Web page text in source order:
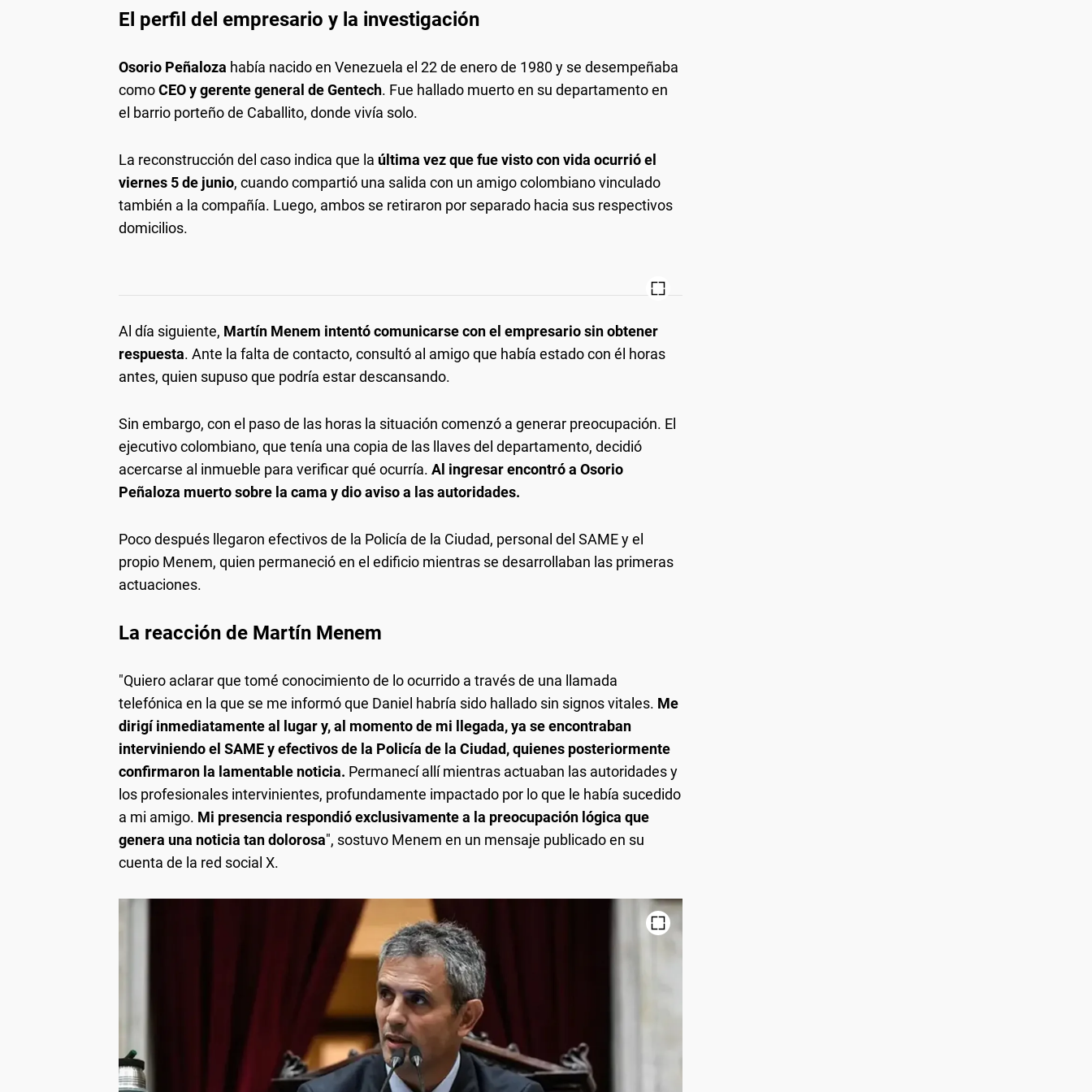
El perfil del empresario y la investigación
Osorio Peñaloza había nacido en Venezuela el 22 de enero de 1980 y se desempeñaba
comoCEO y gerente general de Gentech. Fue hallado muerto en su departamento en
el barrio porteño de Caballito, donde vivía solo.
La reconstrucción del caso indica que la última vez que fue visto con vida ocurrió el
viernes 5 de junio, cuando compartió una salida con un amigo colombiano vinculado
también a la compañía. Luego, ambos se retiraron por separado hacia sus respectivos
domicilios.
Al día siguiente, Martín Menem intentó comunicarse con el empresario sin obtener
respuesta. Ante la falta de contacto, consultó al amigo que había estado con él horas
antes, quien supuso que podría estar descansando.
Sin embargo, con el paso de las horas la situación comenzó a generar preocupación. El
ejecutivo colombiano, que tenía una copia de las llaves del departamento, decidió
acercarse al inmueble para verificar qué ocurría. Al ingresar encontró a Osorio
Peñaloza muerto sobre la cama y dio aviso a las autoridades.
Poco después llegaron efectivos de la Policía de la Ciudad, personal del SAME y el
propio Menem, quien permaneció en el edificio mientras se desarrollaban las primeras
actuaciones.
La reacción de Martín Menem
"Quiero aclarar que tomé conocimiento de lo ocurrido a través de una llamada
telefónica en la que se me informó que Daniel habría sido hallado sin signos vitales. Me
dirigí inmediatamente al lugar y, al momento de mi llegada, ya se encontraban
interviniendo el SAME y efectivos de la Policía de la Ciudad, quienes posteriormente
confirmaron la lamentable noticia. Permanecí allí mientras actuaban las autoridades y
los profesionales intervinientes, profundamente impactado por lo que le había sucedido
a mi amigo. Mi presencia respondió exclusivamente a la preocupación lógica que
genera una noticia tan dolorosa", sostuvo Menem en un mensaje publicado en su
cuenta de la red social X.